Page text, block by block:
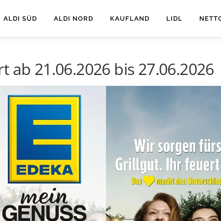
ALDI SÜD ALDI NORD KAUFLAND LIDL
ab 21.06.2026 bis 27.06.2026